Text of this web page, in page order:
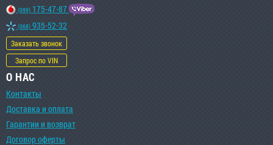
(099) 175-47-87
(068) 935-52-32
Заказать звонок
Запрос по VIN
О НАС
Контакты
Доставка и оплата
Гарантии и возврат
Договор оферты